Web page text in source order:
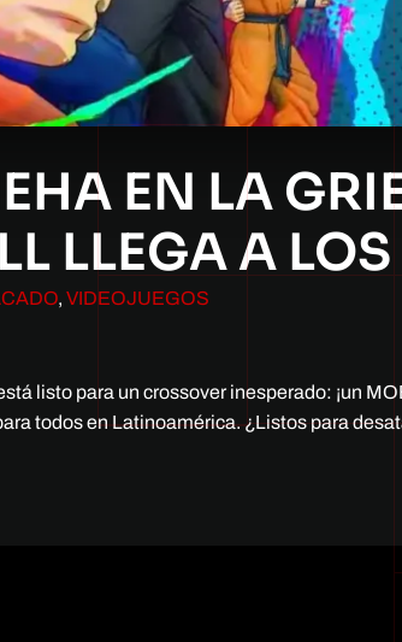
EN LA
LLEGA A
, VIDEOJUEGOS
listo para un crossover inesperado: ¡un
todos en Latinoamérica. ¿Listos para